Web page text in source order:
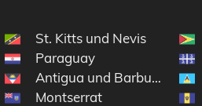
St. Kitts und Nevis
Paraguay
Antigua und Barbuda
Montserrat